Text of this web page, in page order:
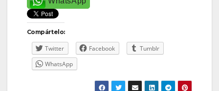
Compártelo:
Twitter Facebook
Tumblr
WhatsApp